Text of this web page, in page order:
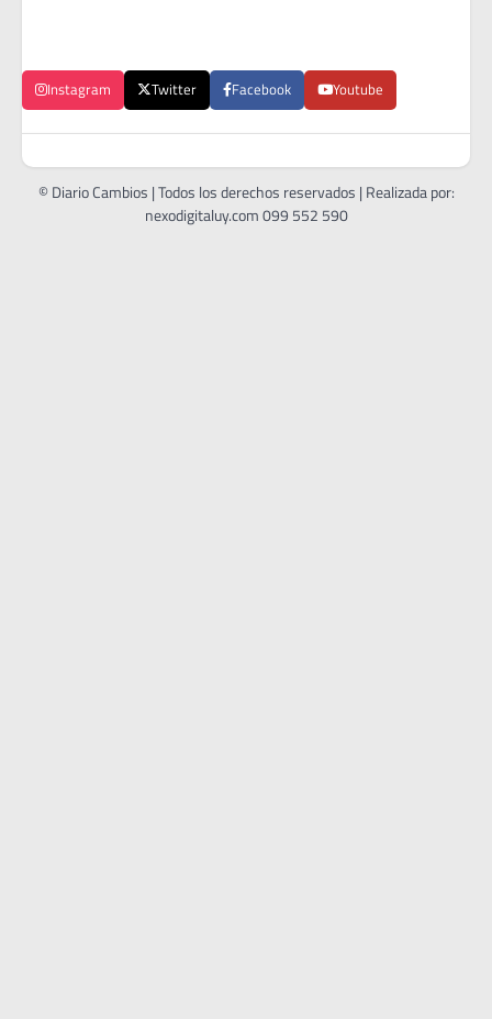
Instagram Twitter Facebook Youtube